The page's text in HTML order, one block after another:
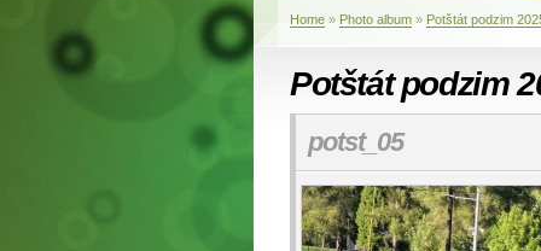
Home » Photo album » Potštát podzim
Potštát podzim
potst_05